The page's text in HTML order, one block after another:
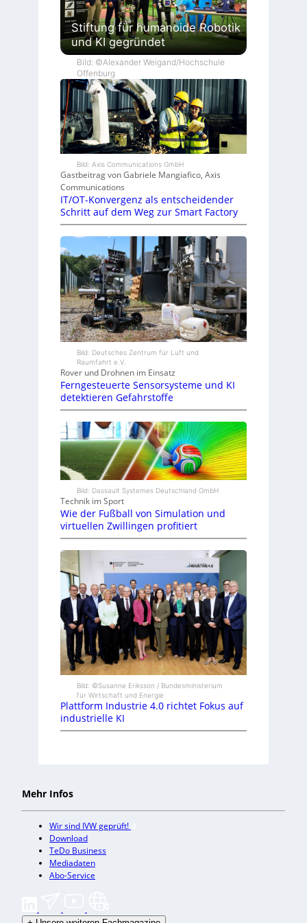
Stiftung für humanoide Robotik
und KI gegründet
Bild: ©Alexander Weigand/Hochschule
Offenburg
Bild: Axis Communications GmbH
Gastbeitrag von Gabriele Mangiafico, Axis
Communications
IT/OT-Konvergenz als entscheidender
Schritt auf dem Weg zur Smart Factory
Bild: Deutsches Zentrum für Luft und
Raumfahrt e.V.
Rover und Drohnen im Einsatz
Ferngesteuerte Sensorsysteme und KI
detektieren Gefahrstoffe
Bild: Dassault Systemes Deutschland GmbH
Technik im Sport
Wie der Fußball von Simulation und
virtuellen Zwillingen profitiert
Bild: ©Susanne Eriksson / Bundesministerium
für Wirtschaft und Energie
Plattform Industrie 4.0 richtet Fokus auf
industrielle KI
Mehr Infos
Wir sind IVW geprüft!
Download
TeDo Business
Mediadaten
Abo-Service